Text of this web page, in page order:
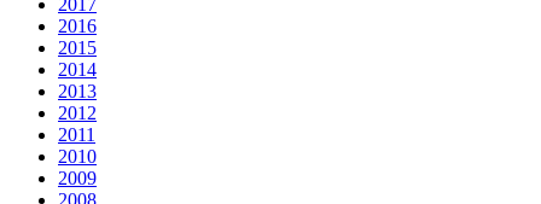
2017
2016
2015
2014
2013
2012
2011
2010
2009